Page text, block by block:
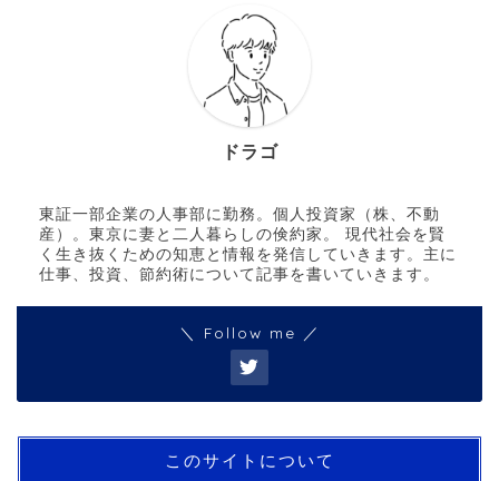
ドラゴ
東証一部企業の人事部に勤務。個人投資家（株、不動
産）。東京に妻と二人暮らしの倹約家。 現代社会を賢
く生き抜くための知恵と情報を発信していきます。主に
仕事、投資、節約術について記事を書いていきます。
＼ Follow me ／
このサイトについて